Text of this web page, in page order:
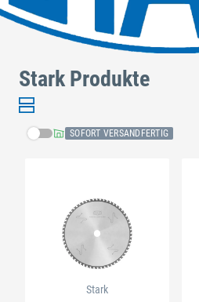
Stark Produkte
SOFORT VERSANDFERTIG
Stark